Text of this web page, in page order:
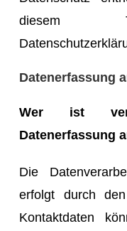
diesem
Datenerfassung
Wer ist
Datenerfassung
Die
erfolgt durch
Kontaktdaten